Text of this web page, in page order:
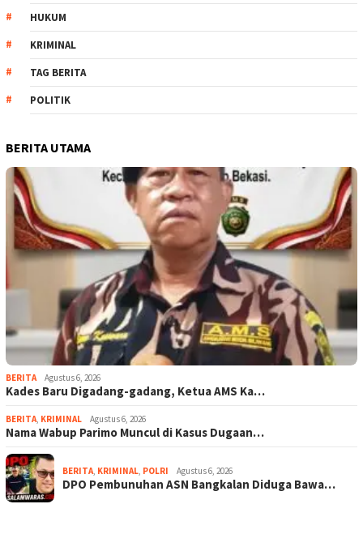
HUKUM
KRIMINAL
TAG BERITA
POLITIK
BERITA UTAMA
BERITA Agustus 6, 2026
Kades Baru Digadang-gadang, Ketua AMS Ka…
BERITA, KRIMINAL Agustus 6, 2026
Nama Wabup Parimo Muncul di Kasus Dugaan…
BERITA, KRIMINAL, POLRI Agustus 6, 2026
DPO Pembunuhan ASN Bangkalan Diduga Bawa…